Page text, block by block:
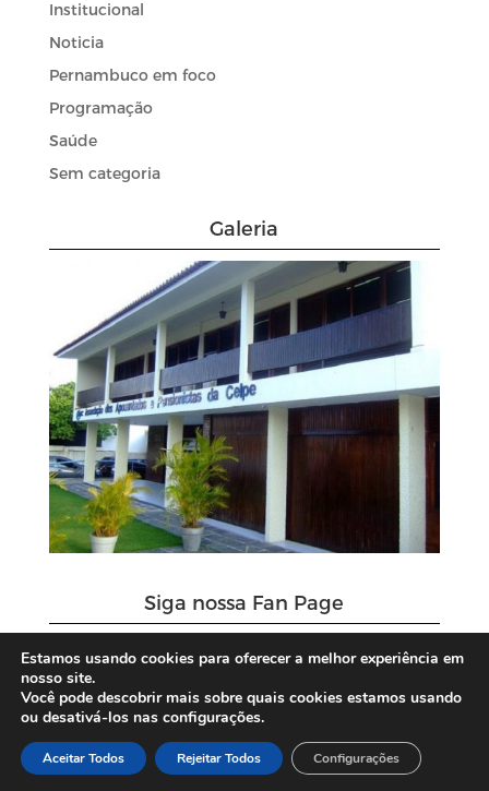
Institucional
Noticia
Pernambuco em foco
Programação
Saúde
Sem categoria
Galeria
Siga nossa Fan Page
Estamos usando cookies para oferecer a melhor experiência em
nosso site.
Você pode descobrir mais sobre quais cookies estamos usando
ou desativá-los nas configurações.
Aceitar Todos Rejeitar Todos Configurações